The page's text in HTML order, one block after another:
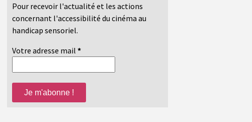
Pour recevoir l'actualité et les actions
concernant l'accessibilité du cinéma au
handicap sensoriel.
Votre adresse mail *